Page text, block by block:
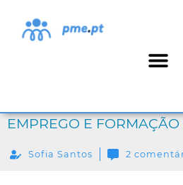
EMPREGO E
Sofia Santos 2